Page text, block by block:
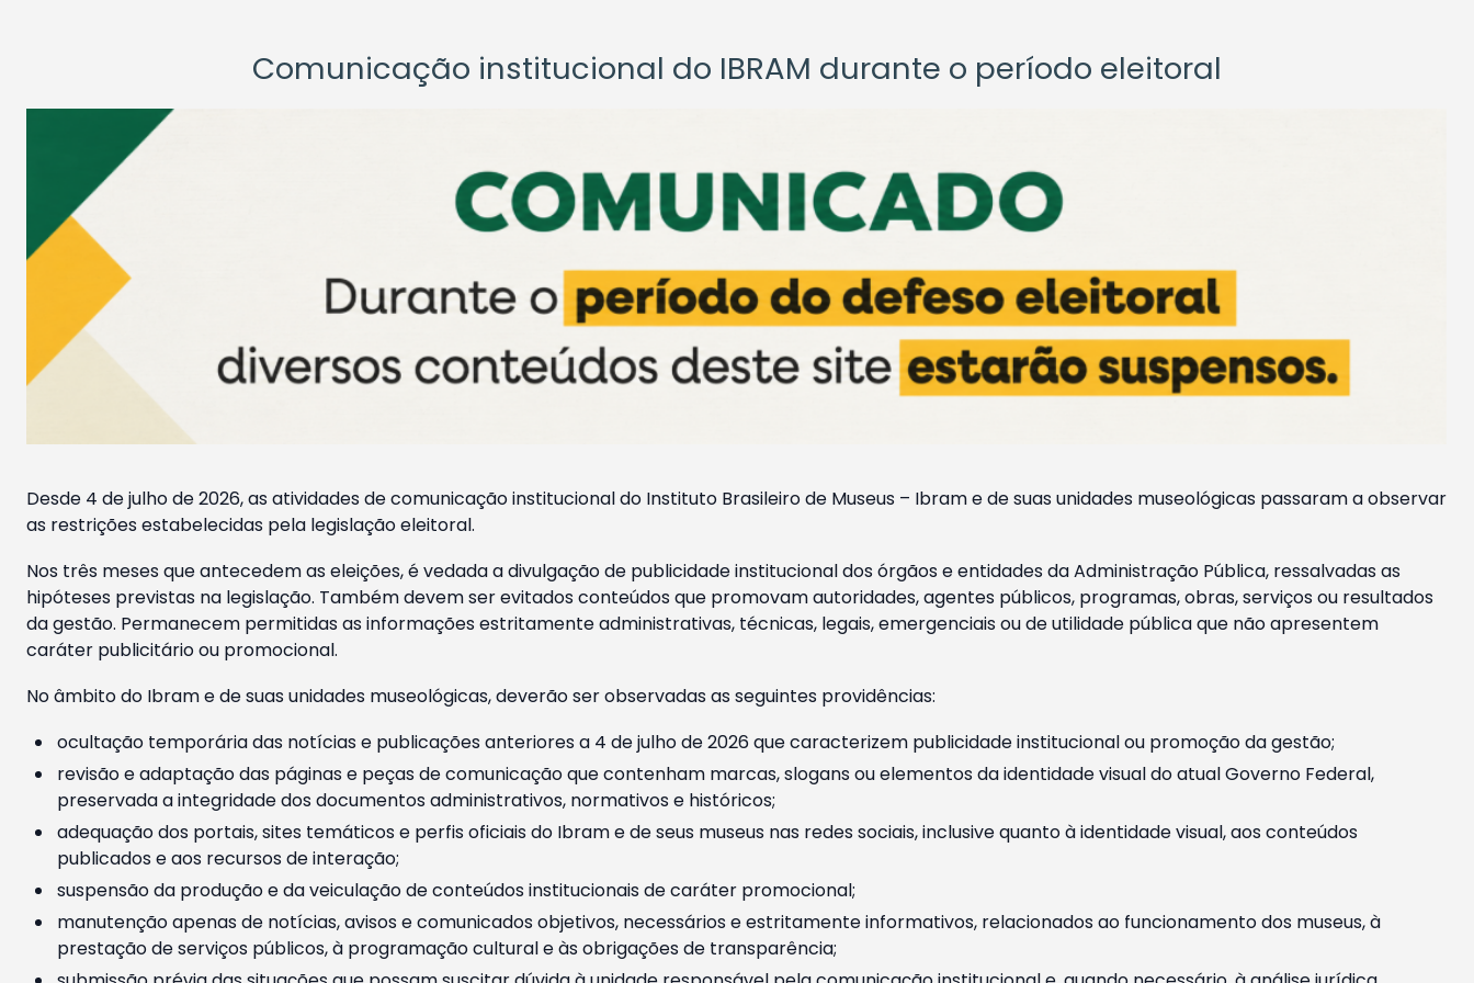
Comunicação institucional do IBRAM durante o período eleitoral
Desde 4 de julho de 2026, as atividades de comunicação institucional do Instituto Brasileiro de Museus – Ibram e de suas unidades museológicas passaram a observar
as restrições estabelecidas pela legislação eleitoral.
Nos três meses que antecedem as eleições, é vedada a divulgação de publicidade institucional dos órgãos e entidades da Administração Pública, ressalvadas as
hipóteses previstas na legislação. Também devem ser evitados conteúdos que promovam autoridades, agentes públicos, programas, obras, serviços ou resultados
da gestão. Permanecem permitidas as informações estritamente administrativas, técnicas, legais, emergenciais ou de utilidade pública que não apresentem
caráter publicitário ou promocional.
No âmbito do Ibram e de suas unidades museológicas, deverão ser observadas as seguintes providências:
ocultação temporária das notícias e publicações anteriores a 4 de julho de 2026 que caracterizem publicidade institucional ou promoção da gestão;
revisão e adaptação das páginas e peças de comunicação que contenham marcas, slogans ou elementos da identidade visual do atual Governo Federal,
preservada a integridade dos documentos administrativos, normativos e históricos;
adequação dos portais, sites temáticos e perfis oficiais do Ibram e de seus museus nas redes sociais, inclusive quanto à identidade visual, aos conteúdos
publicados e aos recursos de interação;
suspensão da produção e da veiculação de conteúdos institucionais de caráter promocional;
manutenção apenas de notícias, avisos e comunicados objetivos, necessários e estritamente informativos, relacionados ao funcionamento dos museus, à
prestação de serviços públicos, à programação cultural e às obrigações de transparência;